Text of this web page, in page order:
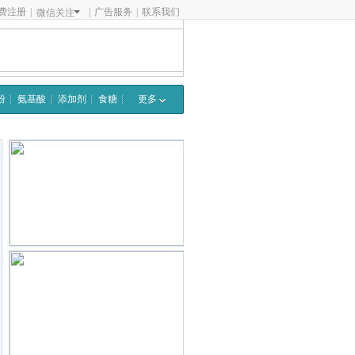
注册 微信关注 广告服务 联系我们
氨基酸 添加剂 食糖 更多